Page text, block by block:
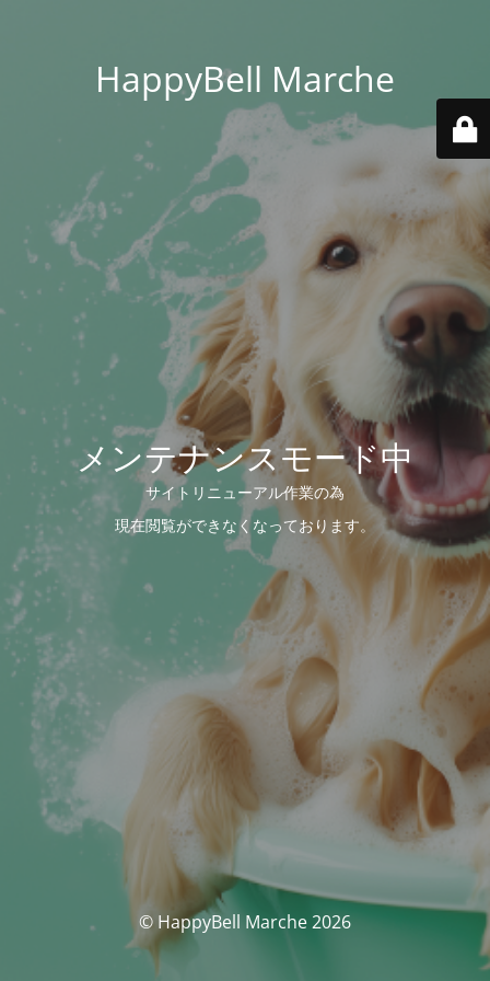
HappyBell Marche
メンテナンスモード中
サイトリニューアル作業の為
現在閲覧ができなくなっております。
© HappyBell Marche 2026